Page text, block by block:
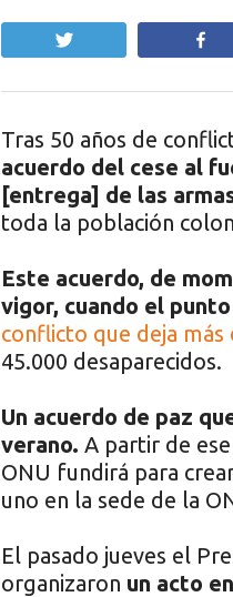
Tras 50 años de
acuerdo del cese al
[entrega] de las
toda la población
Este acuerdo, de
vigor, cuando el
conflicto que deja más
45.000 desaparecidos.
Un acuerdo de paz
verano. A partir de
ONU fundirá para
uno en la sede de la
El pasado jueves el
organizaron un acto